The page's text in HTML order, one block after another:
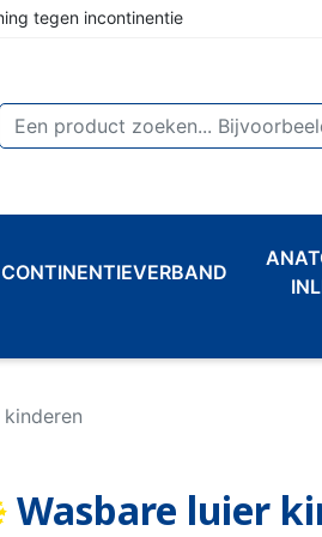
tegen incontinentie
Wasbare luier